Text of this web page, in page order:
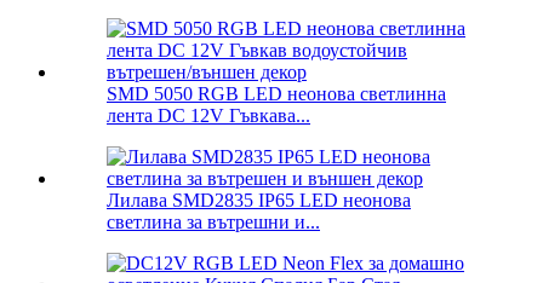
SMD 5050 RGB LED неонова светлинна
лента DC 12V Гъвкава...
Лилава SMD2835 IP65 LED неонова
светлина за вътрешни и...